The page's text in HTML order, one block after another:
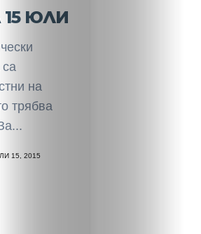
ЮЛИ
на
трябва
15, 2015